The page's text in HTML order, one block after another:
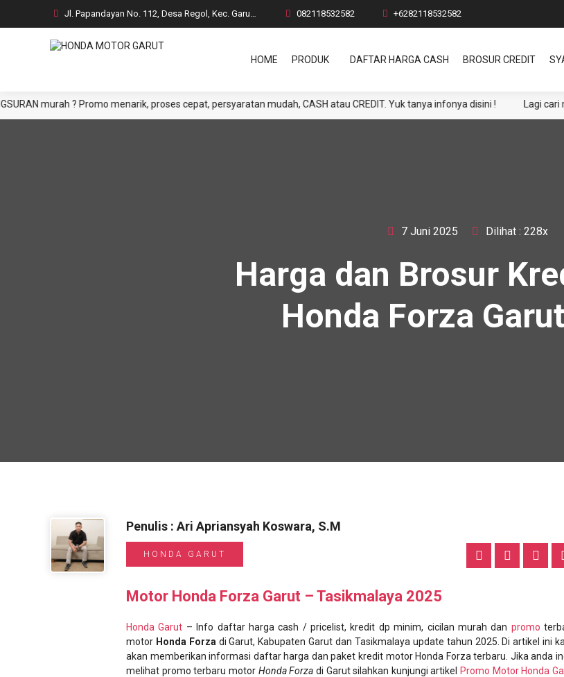
Jl. Papandayan No. 112, Desa Regol, Kec. Garut Kota, Kab. Garut 082118532582 +6282118532582
HOME PRODUK DAFTAR HARGA CASH BROSUR CREDIT
murah ? Promo menarik, proses cepat, persyaratan mudah, CASH atau CREDIT. Yuk tanya infonya disini ! Lagi cari motor
7 Juni 2025 Dilihat : 228x
Harga dan Brosur
Honda Forza
Penulis : Ari Apriansyah Koswara, S.M
HONDA GARUT
Motor Honda Forza Garut – Tasikmalaya 2025
Honda Garut – Info daftar harga cash / pricelist, kredit dp minim, cicilan murah dan promo
motor Honda Forza di Garut, Kabupaten Garut dan Tasikmalaya update tahun 2025. Di artikel ini
akan memberikan informasi daftar harga dan paket kredit motor Honda Forza terbaru. Jika anda
melihat promo terbaru motor Honda Forza di Garut silahkan kunjungi artikel
Promo Motor Honda